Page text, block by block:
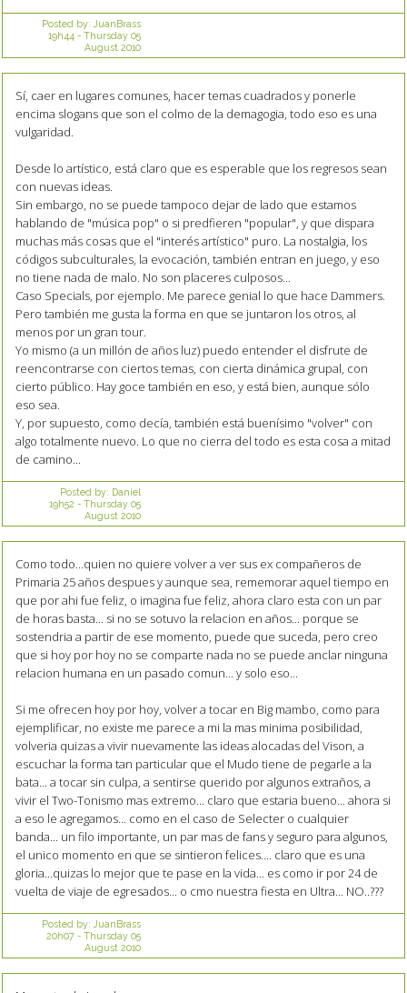
Posted by: JuanBrass
19h44 - Thursday 05
August 2010
Sí, caer en lugares comunes, hacer temas cuadrados y ponerle
encima slogans que son el colmo de la demagogia, todo eso es una
vulgaridad.
Desde lo artístico, está claro que es esperable que los regresos sean
con nuevas ideas.
Sin embargo, no se puede tampoco dejar de lado que estamos
hablando de "música pop" o si predfieren "popular", y que dispara
muchas más cosas que el "interés artístico" puro. La nostalgia, los
códigos subculturales, la evocación, también entran en juego, y eso
no tiene nada de malo. No son placeres culposos...
Caso Specials, por ejemplo. Me parece genial lo que hace Dammers.
Pero también me gusta la forma en que se juntaron los otros, al
menos por un gran tour.
Yo mismo (a un millón de años luz) puedo entender el disfrute de
reencontrarse con ciertos temas, con cierta dinámica grupal, con
cierto público. Hay goce también en eso, y está bien, aunque sólo
eso sea.
Y, por supuesto, como decía, también está buenísimo "volver" con
algo totalmente nuevo. Lo que no cierra del todo es esta cosa a mitad
de camino...
Posted by: Daniel
19h52 - Thursday 05
August 2010
Como todo...quien no quiere volver a ver sus ex compañeros de
Primaria 25 años despues y aunque sea, rememorar aquel tiempo en
que por ahi fue feliz, o imagina fue feliz, ahora claro esta con un par
de horas basta... si no se sotuvo la relacion en años... porque se
sostendria a partir de ese momento, puede que suceda, pero creo
que si hoy por hoy no se comparte nada no se puede anclar ninguna
relacion humana en un pasado comun... y solo eso...
Si me ofrecen hoy por hoy, volver a tocar en Big mambo, como para
ejemplificar, no existe me parece a mi la mas minima posibilidad,
volveria quizas a vivir nuevamente las ideas alocadas del Vison, a
escuchar la forma tan particular que el Mudo tiene de pegarle a la
bata... a tocar sin culpa, a sentirse querido por algunos extraños, a
vivir el Two-Tonismo mas extremo... claro que estaria bueno... ahora si
a eso le agregamos... como en el caso de Selecter o cualquier
banda... un filo importante, un par mas de fans y seguro para algunos,
el unico momento en que se sintieron felices.... claro que es una
gloria...quizas lo mejor que te pase en la vida... es como ir por 24 de
vuelta de viaje de egresados... o cmo nuestra fiesta en Ultra... NO..???
Posted by: JuanBrass
20h07- Thursday 05
August 2010